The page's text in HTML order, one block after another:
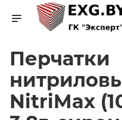
Перчатки
NitriMax